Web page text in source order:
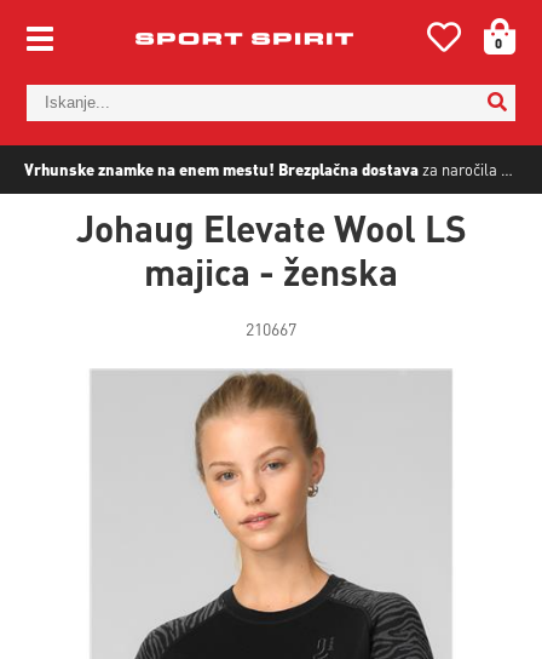
Vrhunske znamke na enem mestu! Brezplačna dostavaza naročila nad
0
Johaug Elevate Wool LS
majica - ženska
210667